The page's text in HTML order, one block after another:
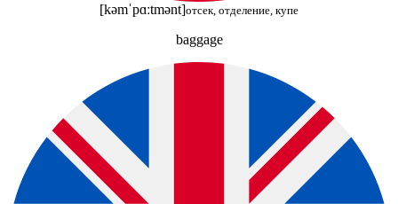
[kəmˈpɑːtmənt]отсек, отделение, купе
baggage